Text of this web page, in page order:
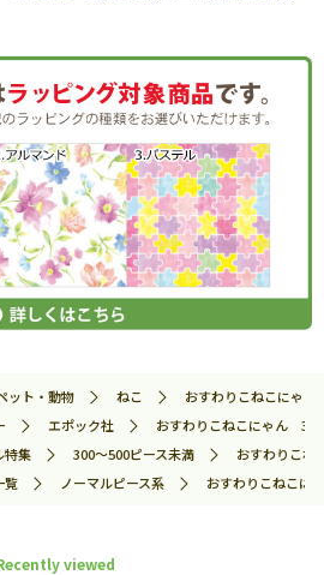
ット・動物 ねこ
おすわりこねこにゃ
エポック社
おすわりこねこにゃん
特集 300～500ピース未満
おすわりこ
覧 ノーマルピース系 おすわりこねこ
viewed